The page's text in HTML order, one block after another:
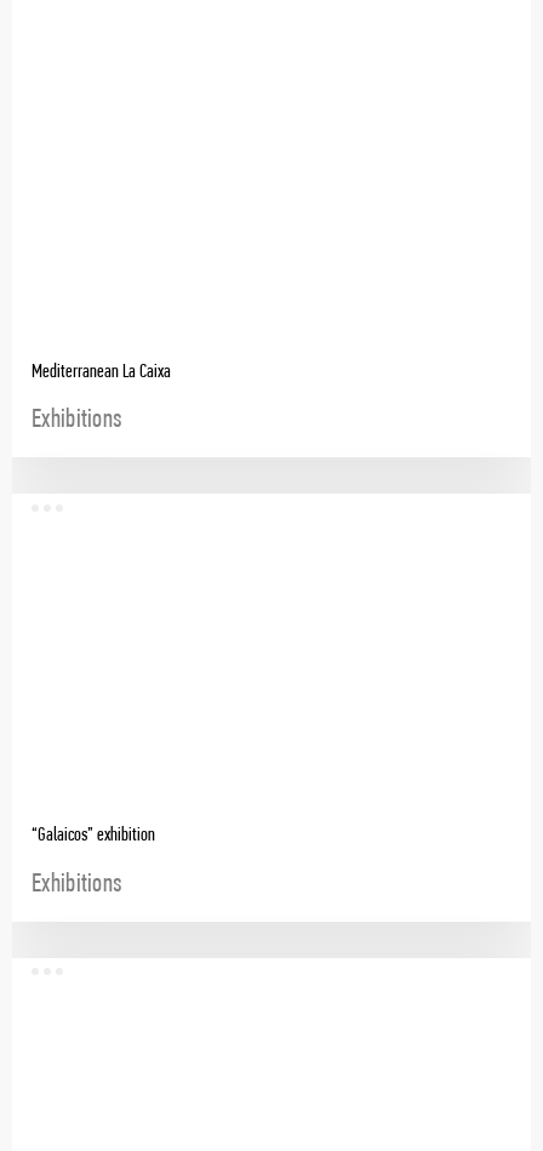
Mediterranean La Caixa
Exhibitions
“Galaicos” exhibition
Exhibitions